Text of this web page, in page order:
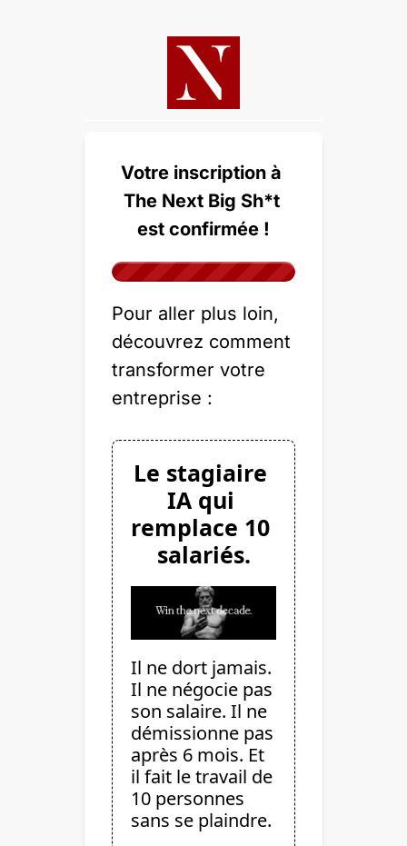
Votre inscription à
The Next Big Sh*t
est confirmée !
Pour aller plus loin,
découvrez comment
transformer votre
entreprise :
Le stagiaire
IA qui
remplace 10
salariés.
Il ne dort jamais.
Il ne négocie pas
son salaire. Il ne
démissionne pas
après 6 mois. Et
il fait le travail de
10 personnes
sans se plaindre.